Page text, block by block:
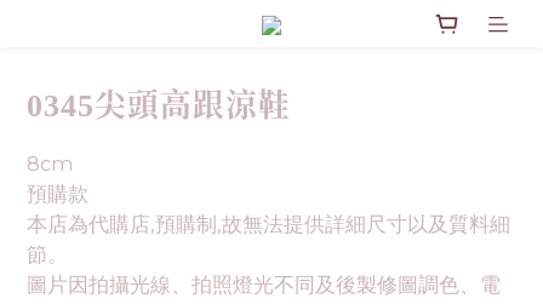
0345尖頭高跟涼鞋
8cm
預購款
本店為代購店,預購制,故無法提供詳細尺寸以及質料細
節。
圖片因拍攝光線、拍照燈光不同及後製修圖調色、電